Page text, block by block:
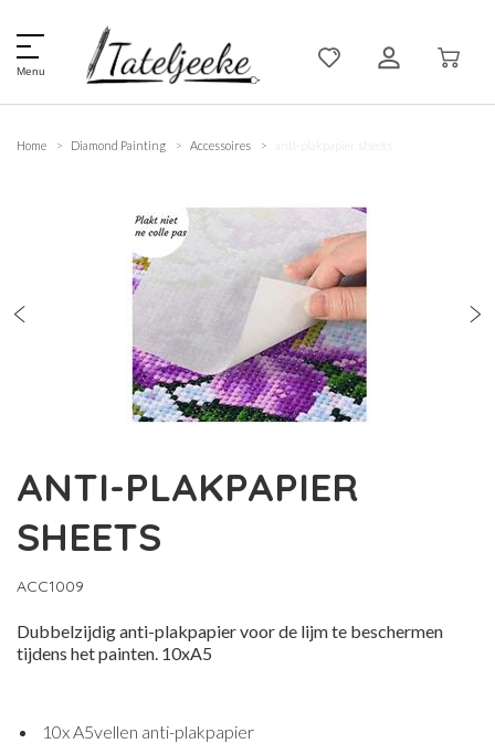
Menu
Home Diamond Painting Accessoires
ANTI-PLAKPAPIER
SHEETS
ACC1009
Dubbelzijdig anti-plakpapier voor de lijm te beschermen
tijdens het painten. 10xA5
10x A5vellen anti-plakpapier